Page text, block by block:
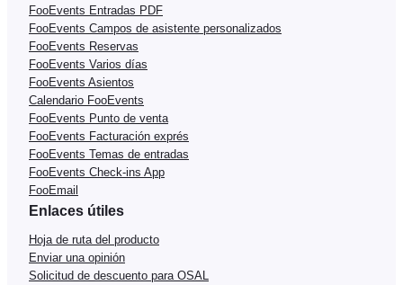
FooEvents Entradas PDF
FooEvents Campos de asistente personalizados
FooEvents Reservas
FooEvents Varios días
FooEvents Asientos
Calendario FooEvents
FooEvents Punto de venta
FooEvents Facturación exprés
FooEvents Temas de entradas
FooEvents Check-ins App
FooEmail
Enlaces útiles
Hoja de ruta del producto
Enviar una opinión
Solicitud de descuento para OSAL